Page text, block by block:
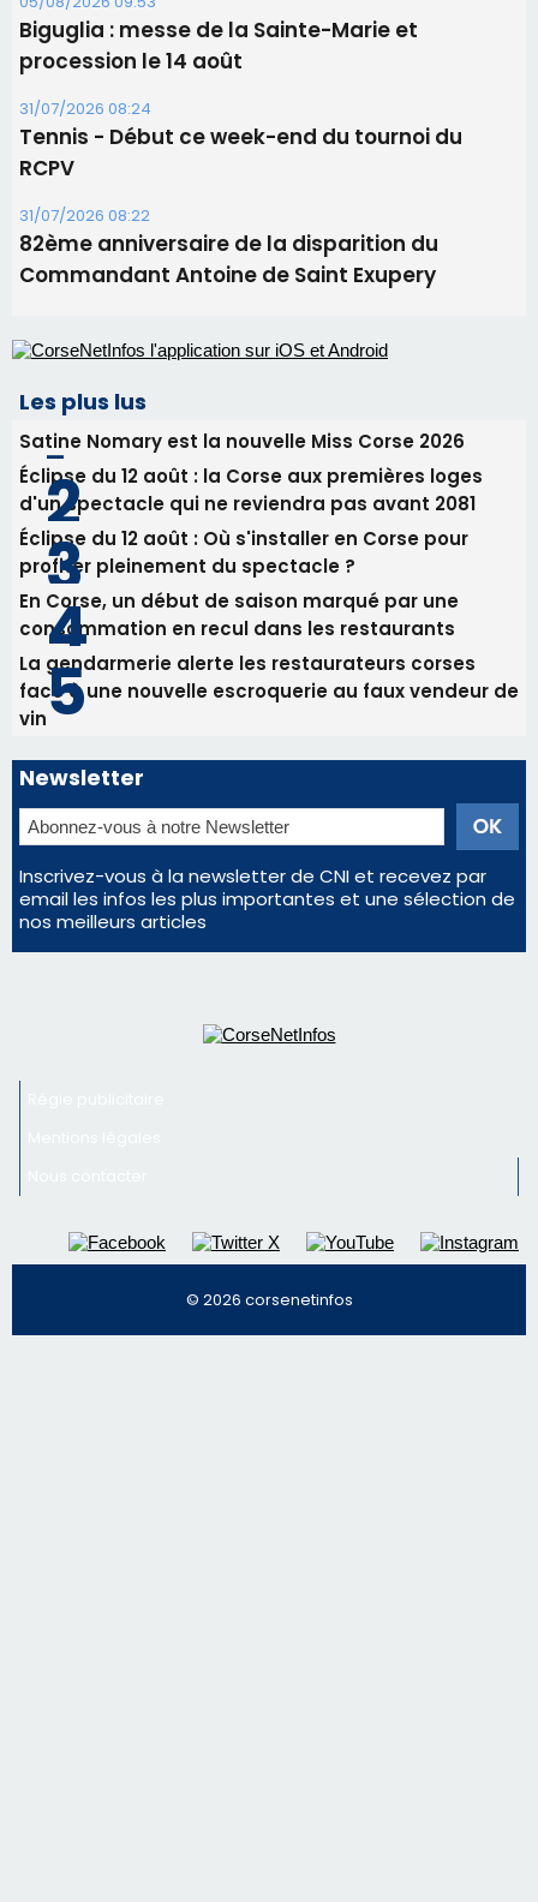
06/08/2026 15:25
Corte – L’association A Nuciola organise une
projection sous les étoiles
06/08/2026 15:04
Alata - Soirée Tango Argentin au stade de San
Benedetto
05/08/2026 09:53
Biguglia : messe de la Sainte-Marie et
procession le 14 août
Tennis - Début ce week-end du tournoi du
RCPV
31/07/2026 08:22
82ème anniversaire de la disparition du
Commandant Antoine de Saint Exupery
Les plus lus
Satine Nomary est la nouvelle Miss Corse 2026
Éclipse du 12 août : la Corse aux premières loges
d'un spectacle qui ne reviendra pas avant 2081
Éclipse du 12 août : Où s'installer en Corse pour
profiter pleinement du spectacle ?
En Corse, un début de saison marqué par une
consommation en recul dans les restaurants
La gendarmerie alerte les restaurateurs corses
face à une nouvelle escroquerie au faux vendeur de